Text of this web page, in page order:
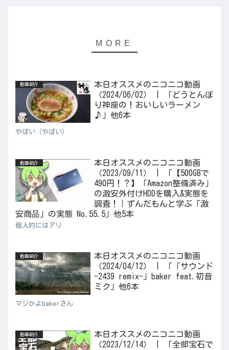
動画紹介
本日オススメのニコニコ動画
（2024/06/02） | 「どうとんぼ
り神座の！おいしいラーメン
♪」他6本
やばい（やばい）
動画紹介
本日オススメのニコニコ動画
（2023/09/11） | 「【500GBで
490円！？】「Amazon整備済み」
の激安外付けHDDを購入&実態を
調査！｜ずんだもんと学ぶ「激
安商品」の実態 No.55.5」他5本
個人的にはアリ
動画紹介
本日オススメのニコニコ動画
（2024/04/12） | 「「サウンド
-2439 remix-」baker feat.初音
ミク」他6本
マジかよbakerさん
動画紹介
本日オススメのニコニコ動画
（2023/12/14） | 「全部宝石で